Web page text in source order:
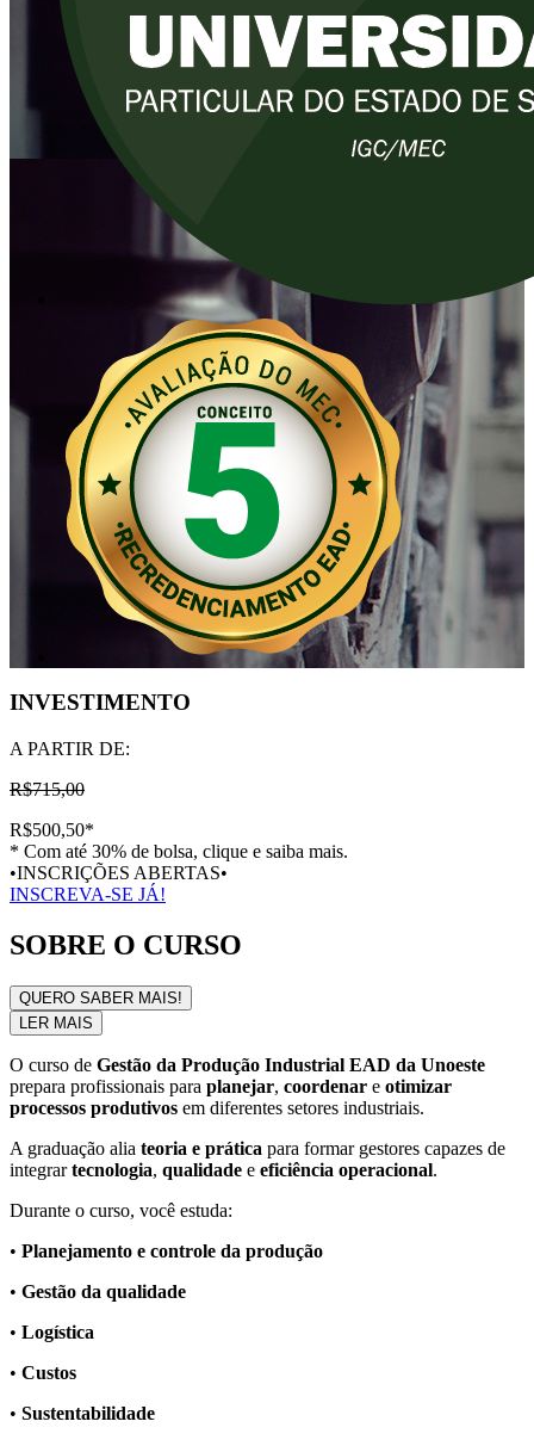
INVESTIMENTO
A PARTIR DE:
R$715,00
R$500,50*
* Com até 30% de bolsa, clique e saiba mais.
•INSCRIÇÕES ABERTAS•
INSCREVA-SE JÁ!
SOBRE O CURSO
QUERO SABER MAIS!
LER MAIS
O curso de Gestão da Produção Industrial EAD da Unoeste
prepara profissionais para planejar, coordenar e otimizar
processos produtivos em diferentes setores industriais.
A graduação alia teoria e prática para formar gestores capazes de
integrartecnologia, qualidade e eficiência operacional.
Durante o curso, você estuda:
• Planejamento e controle da produção
• Gestão da qualidade
• Logística
• Custos
• Sustentabilidade